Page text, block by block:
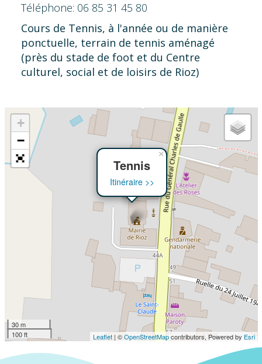
Téléphone: 06 85 31 45 80
Cours de Tennis, à l'année ou de manière
ponctuelle, terrain de tennis aménagé
(près du stade de foot et du Centre
culturel, social et de loisirs de Rioz)
Tennis
Itinéraire >>
×
+
−
30 m
100 ft
Leaflet| ©OpenStreetMapcontributors, Powered by Esri